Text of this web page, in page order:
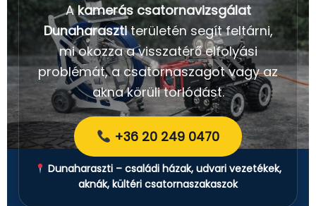
Akamerás csatornavizsgálat
Dunaharasztiterületén segít feltárni,
mi okozza a visszatérő elfolyási
problémát, a csatornaszagot vagy az
akna körüli torlódást.
+36 20 249 0470
Dunaharaszti – családi házak, udvari vezetékek,
aknák, kültéri csatornaszakaszok